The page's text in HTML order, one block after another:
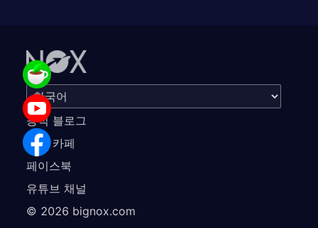
공식 블로그
공식 카페
페이스북
유튜브 채널
© 2026 bignox.com